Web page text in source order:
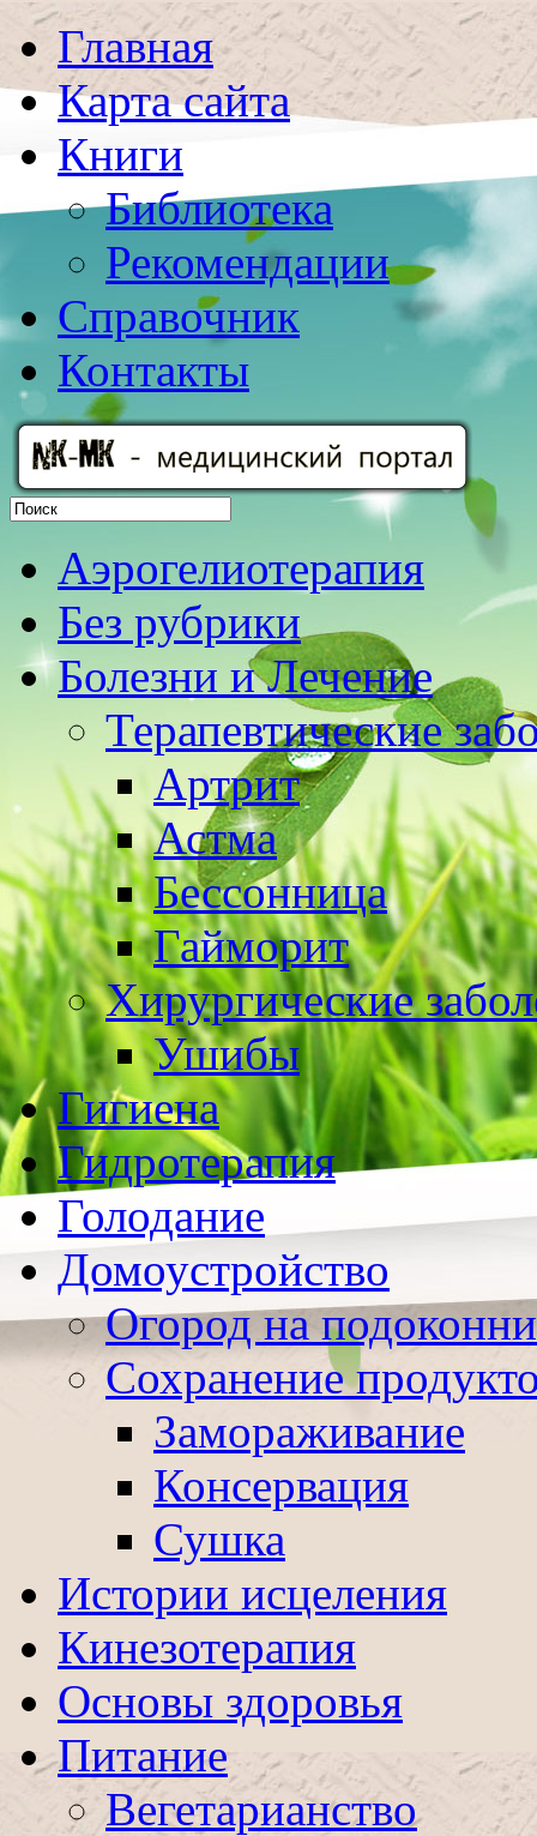
Главная
Карта сайта
Книги
Библиотека
Рекомендации
Справочник
Контакты
Аэрогелиотерапия
Без рубрики
Болезни и Лечение
Терапевтические
Артрит
Астма
Бессонница
Гайморит
Хирургические
Ушибы
Гигиена
Гидротерапия
Голодание
Домоустройство
Огород на
Сохранение
Замораживание
Консервация
Сушка
Истории исцеления
Кинезотерапия
Основы здоровья
Питание
Вегетарианство